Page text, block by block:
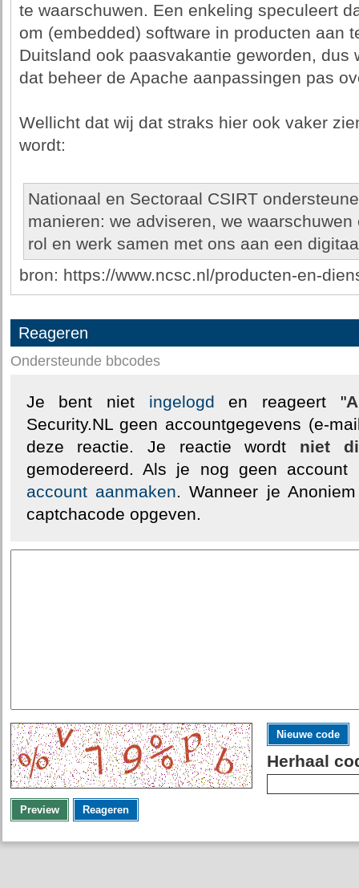
te waarschuwen. Een enkeling speculeert
om (embedded) software in producten aan
Duitsland ook paasvakantie geworden, dus
dat beheer de Apache aanpassingen pas
Wellicht dat wij dat straks hier ook vaker
wordt:
Nationaal en Sectoraal CSIRT
manieren: we adviseren, we
rol en werk samen met ons aan een
bron: https://www.ncsc.nl/producten-en-
Reageren
Ondersteunde bbcodes
Je bent niet ingelogd en reageert "
Security.NL geen accountgegevens (e-
deze reactie. Je reactie wordt niet
gemodereerd. Als je nog geen
account aanmaken. Wanneer je
captchacode opgeven.
Nieuwe code
Herhaal
Preview Reageren